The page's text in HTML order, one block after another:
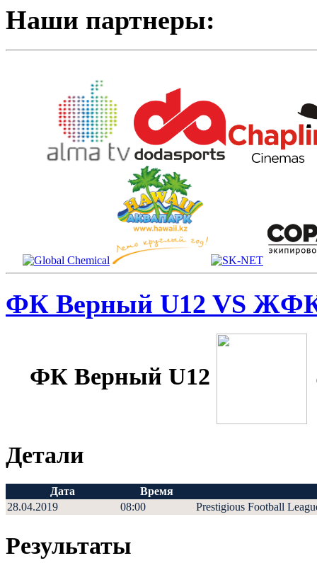
Наши партнеры:
ФК Верный U12 VS ЖФК
ФК Верный U12
Детали
Дата
Время
28.04.2019
08:00 Prestigious Football
Результаты